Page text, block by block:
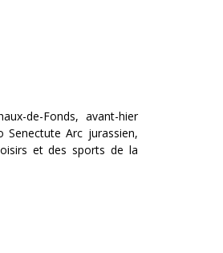
de-Fonds, avant-hier
Senectute Arc jurassien,
et des sports de la